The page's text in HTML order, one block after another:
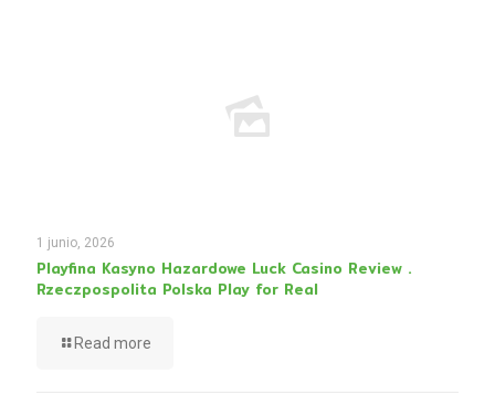
1 junio, 2026
Playfina Kasyno Hazardowe Luck Casino Review .
Rzeczpospolita Polska Play for Real
Read more